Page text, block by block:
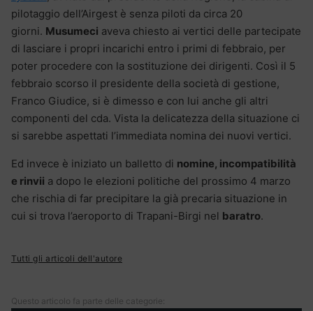
pilotaggio dell’Airgest è senza piloti da circa 20
giorni. Musumeci aveva chiesto ai vertici delle partecipate
di lasciare i propri incarichi entro i primi di febbraio, per
poter procedere con la sostituzione dei dirigenti. Così il 5
febbraio scorso il presidente della società di gestione,
Franco Giudice, si è dimesso e con lui anche gli altri
componenti del cda. Vista la delicatezza della situazione ci
si sarebbe aspettati l’immediata nomina dei nuovi vertici.
Ed invece è iniziato un balletto di nomine, incompatibilità
e rinvii a dopo le elezioni politiche del prossimo 4 marzo
che rischia di far precipitare la già precaria situazione in
cui si trova l’aeroporto di Trapani-Birgi nel baratro.
Tutti gli articoli dell'autore
Questo articolo fa parte delle categorie: